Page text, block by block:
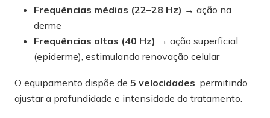
Frequências médias (22–28 Hz) → ação na
derme
Frequências altas (40 Hz) → ação superficial
(epiderme), estimulando renovação celular
O equipamento dispõe de 5 velocidades, permitindo
ajustar a profundidade e intensidade do tratamento.